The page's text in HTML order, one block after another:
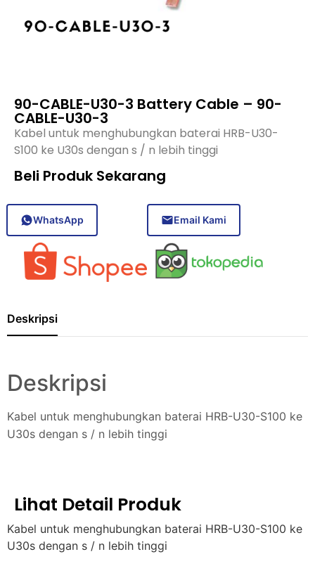
90-CABLE-U30-3 Battery Cable – 90-
CABLE-U30-3
Kabel untuk menghubungkan baterai HRB-U30-
S100 ke U30s dengan s / n lebih tinggi
Beli Produk Sekarang
WhatsApp Email Kami
Deskripsi
Deskripsi
Kabel untuk menghubungkan baterai HRB-U30-S100 ke
U30s dengan s / n lebih tinggi
Lihat Detail Produk
Kabel untuk menghubungkan baterai HRB-U30-S100 ke
U30s dengan s / n lebih tinggi